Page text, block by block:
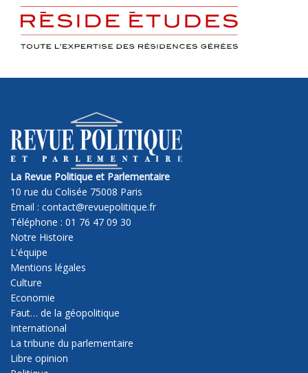
La Revue Politique et Parlementaire
10 rue du Colisée 75008 Paris
Email : contact@revuepolitique.fr
Téléphone : 01 76 47 09 30
Notre Histoire
L'équipe
Mentions légales
Culture
Economie
Faut… de la géopolitique
International
La tribune du parlementaire
Libre opinion